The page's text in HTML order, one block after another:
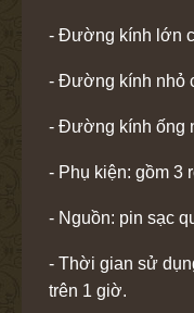
- Đường kính lớn
- Đường kính nhỏ
- Đường kính ống
- Phụ kiện: gồm 3
- Nguồn: pin sạc
- Thời gian sử
trên 1 giờ.